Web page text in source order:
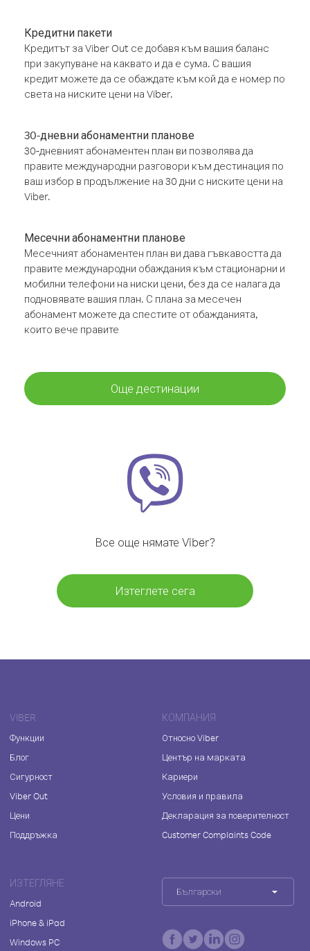
Кредитни пакети
Кредитът за Viber Out се добавя към вашия баланс
при закупуване на каквато и да е сума. С вашия
кредит можете да се обаждате към кой да е номер по
света на ниските цени на Viber.
30-дневни абонаментни планове
30-дневният абонаментен план ви позволява да
правите международни разговори към дестинация по
ваш избор в продължение на 30 дни с ниските цени на
Viber.
Месечни абонаментни планове
Месечният абонаментен план ви дава гъвкавостта да
правите международни обаждания към стационарни и
мобилни телефони на ниски цени, без да се налага да
подновявате вашия план. С плана за месечен
абонамент можете да спестите от обажданията,
които вече правите
Още дестинации
Все още нямате Viber?
Изтеглете сега
VIBER
Функции
Блог
Сигурност
Viber Out
Цени
Поддръжка
КОМПАНИЯ
Относно Viber
Център на марката
Кариери
Условия и правила
Декларация за поверителност
Customer Complaints Code
ИЗТЕГЛЯНЕ
Android
iPhone & iPad
Windows PC
Български